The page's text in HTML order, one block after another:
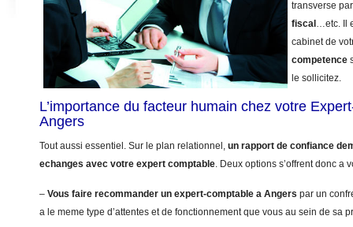
transverse
fiscal …etc. Il
cabinet de
competence
le sollicitez.
L’importance du facteur humain chez votre
Angers
Tout aussi essentiel. Sur le plan relationnel, un rapport de confiance
echanges avec votre expert comptable. Deux options s’offrent donc a
– Vous faire recommander un expert-comptable a Angers par un
a le meme type d’attentes et de fonctionnement que vous au sein de sa